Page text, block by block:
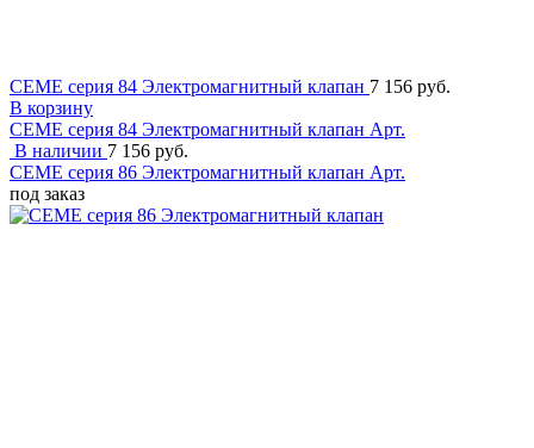
CEME серия 84 Электромагнитный клапан 7 156 руб.
В корзину
CEME серия 84 Электромагнитный клапан Арт.
В наличии 7 156 руб.
CEME серия 86 Электромагнитный клапан Арт.
под заказ